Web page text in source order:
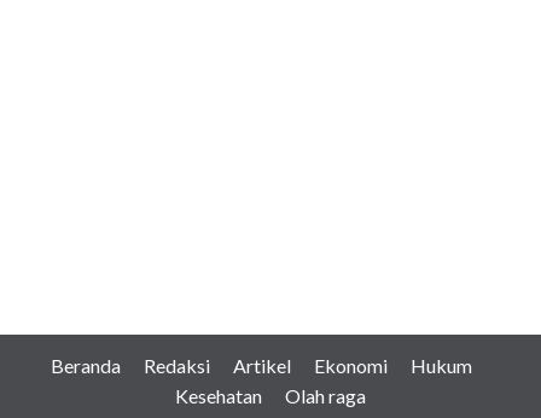
Beranda Redaksi Artikel Ekonomi
Hukum
Kesehatan
Olah raga